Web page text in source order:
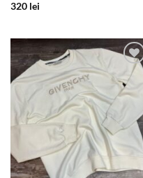
320 lei
Add to
wishlist